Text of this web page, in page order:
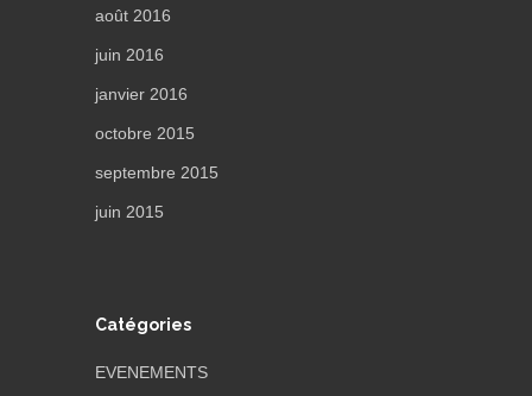
août 2016
juin 2016
janvier 2016
octobre 2015
septembre 2015
juin 2015
Catégories
EVENEMENTS